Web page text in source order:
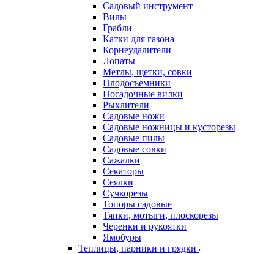
Садовый инструмент
Вилы
Грабли
Катки для газона
Корнеудалители
Лопаты
Метлы, щетки, совки
Плодосъемники
Посадочные вилки
Рыхлители
Садовые ножи
Садовые ножницы и кусторезы
Садовые пилы
Садовые совки
Сажалки
Секаторы
Сеялки
Сучкорезы
Топоры садовые
Тяпки, мотыги, плоскорезы
Черенки и рукоятки
Ямобуры
Теплицы, парники и грядки